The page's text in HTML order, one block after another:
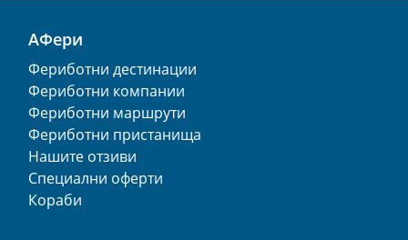
АФери
Фериботни дестинации
Фериботни компании
Фериботни маршрути
Фериботни пристанища
Нашите отзиви
Специални оферти
Кораби